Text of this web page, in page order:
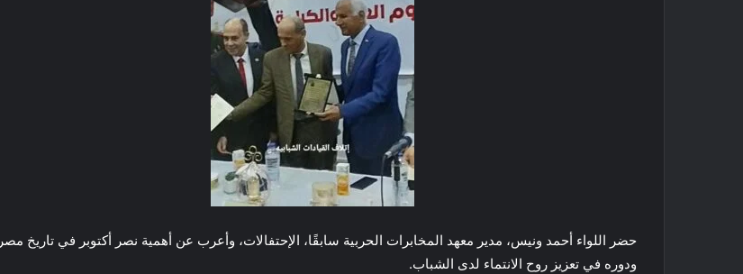
حضر اللواء أحمد ونيس، مدير معهد المخابرات الحربية سابقًا، الإحتفالات، وأعرب عن أهمية نصر أكتوبر في تاريخ مصر
ودوره في تعزيز روح الانتماء لدى الشباب.